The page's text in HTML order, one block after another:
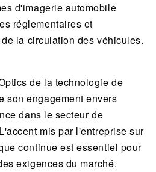
d'imagerie automobile
réglementaires et
la circulation des véhicules.
de la technologie de
son engagement envers
dans le secteur de
mis par l'entreprise sur
continue est essentiel pour
exigences du marché.